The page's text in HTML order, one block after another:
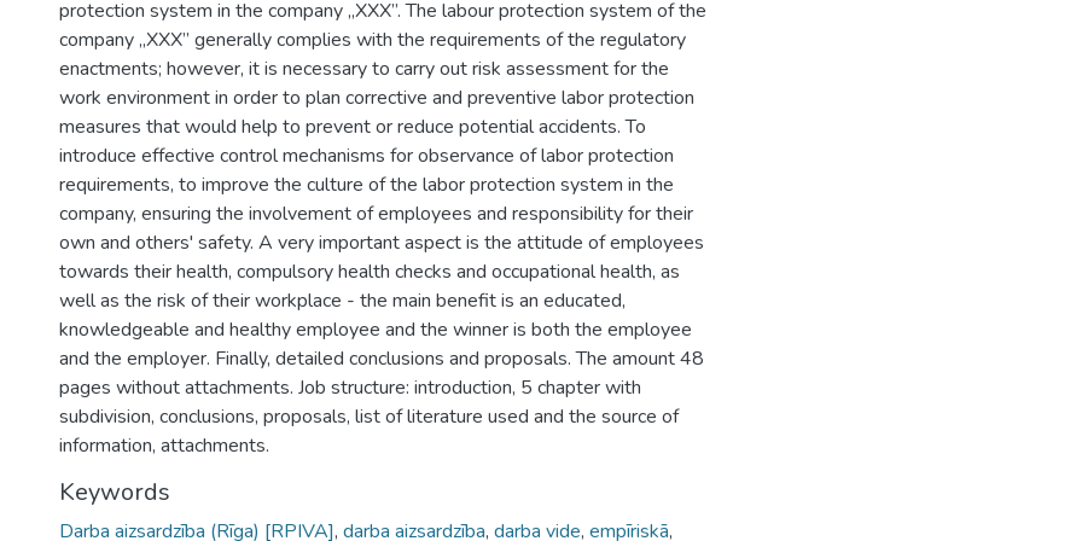
protection system in the company „XXX”. The labour protection system of the
company „XXX” generally complies with the requirements of the regulatory
enactments; however, it is necessary to carry out risk assessment for the
work environment in order to plan corrective and preventive labor protection
measures that would help to prevent or reduce potential accidents. To
introduce effective control mechanisms for observance of labor protection
requirements, to improve the culture of the labor protection system in the
company, ensuring the involvement of employees and responsibility for their
own and others' safety. A very important aspect is the attitude of employees
towards their health, compulsory health checks and occupational health, as
well as the risk of their workplace - the main benefit is an educated,
knowledgeable and healthy employee and the winner is both the employee
and the employer. Finally, detailed conclusions and proposals. The amount 48
pages without attachments. Job structure: introduction, 5 chapter with
subdivision, conclusions, proposals, list of literature used and the source of
information, attachments.
Keywords
Darba aizsardzība (Rīga) [RPIVA], darba aizsardzība, darba vide, empīriskā,